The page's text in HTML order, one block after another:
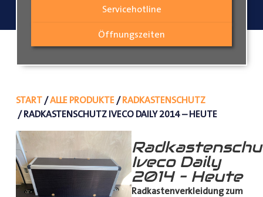
Servicehotline
Öffnungszeiten
START/ALLE PRODUKTE/RADKASTENSCHUTZ
/ RADKASTENSCHUTZ IVECO DAILY 2014 – HEUTE
Iveco Daily
2014 – Heute
Radkastenverkleidung zum